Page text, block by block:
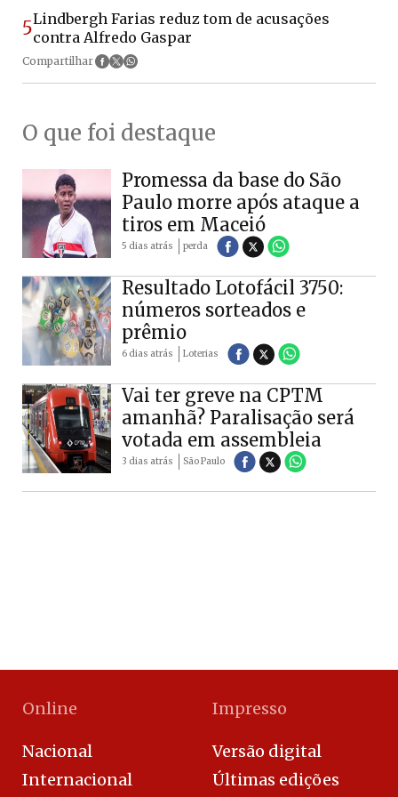
5Lindbergh Farias reduz tom de acusações
contra Alfredo Gaspar
Compartilhar
O que foi destaque
Promessa da base do São
Paulo morre após ataque a
tiros em Maceió
5 dias atrás perda
Resultado Lotofácil 3750:
números sorteados e
prêmio
6 dias atrás Loterias
Vai ter greve na CPTM
amanhã? Paralisação será
votada em assembleia
3 dias atrás São Paulo
Online
Nacional
Internacional
Impresso
Versão digital
Últimas edições